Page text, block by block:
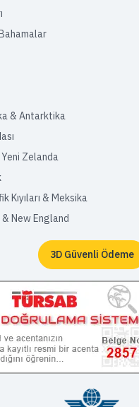
& Antarktika
Zelanda
Kıyıları & Meksika
New England
3D Güvenli Ödeme